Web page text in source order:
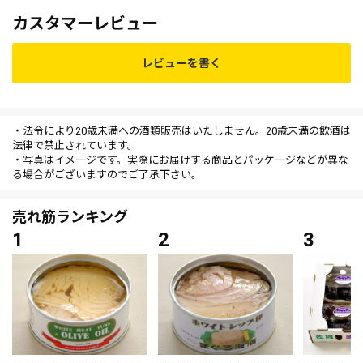
カスタマーレビュー
レビューを書く
・法令により20歳未満への酒類販売はいたしません。20歳未満の飲酒は
法律で禁止されています。
・写真はイメージです。実際にお届けする商品とパッケージなどが異な
る場合がございますのでご了承下さい。
売れ筋ランキング